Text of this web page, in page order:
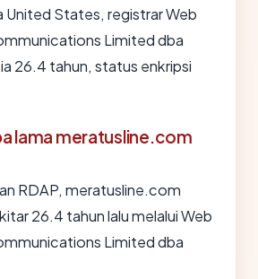
United States, registrar Web
Limited dba
26.4 tahun, status enkripsi
lama meratusline.com
RDAP, meratusline.com
26.4 tahun lalu melalui Web
Limited dba